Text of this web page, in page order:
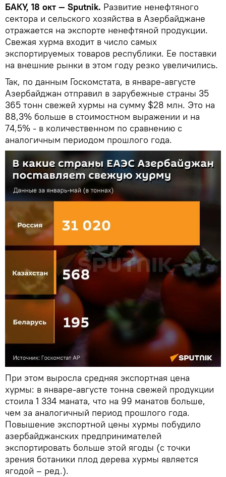
БАКУ, 18 окт — Sputnik. Развитие ненефтяного
сектора и сельского хозяйства в Азербайджане
отражается на экспорте ненефтяной продукции.
Свежая хурма входит в число самых
экспортируемых товаров республики. Ее поставки
на внешние рынки в этом году резко увеличились.
Так, по данным Госкомстата, в январе-августе
Азербайджан отправил в зарубежные страны 35
365 тонн свежей хурмы на сумму $28 млн. Это на
88,3% больше в стоимостном выражении и на
74,5% - в количественном по сравнению с
аналогичным периодом прошлого года.
При этом выросла средняя экспортная цена
хурмы: в январе-августе тонна свежей продукции
стоила 1 334 маната, что на 99 манатов больше,
чем за аналогичный период прошлого года.
Повышение экспортной цены хурмы побудило
азербайджанских предпринимателей
экспортировать больше этой ягоды (с точки
зрения ботаники плод дерева хурмы является
ягодой – ред.).